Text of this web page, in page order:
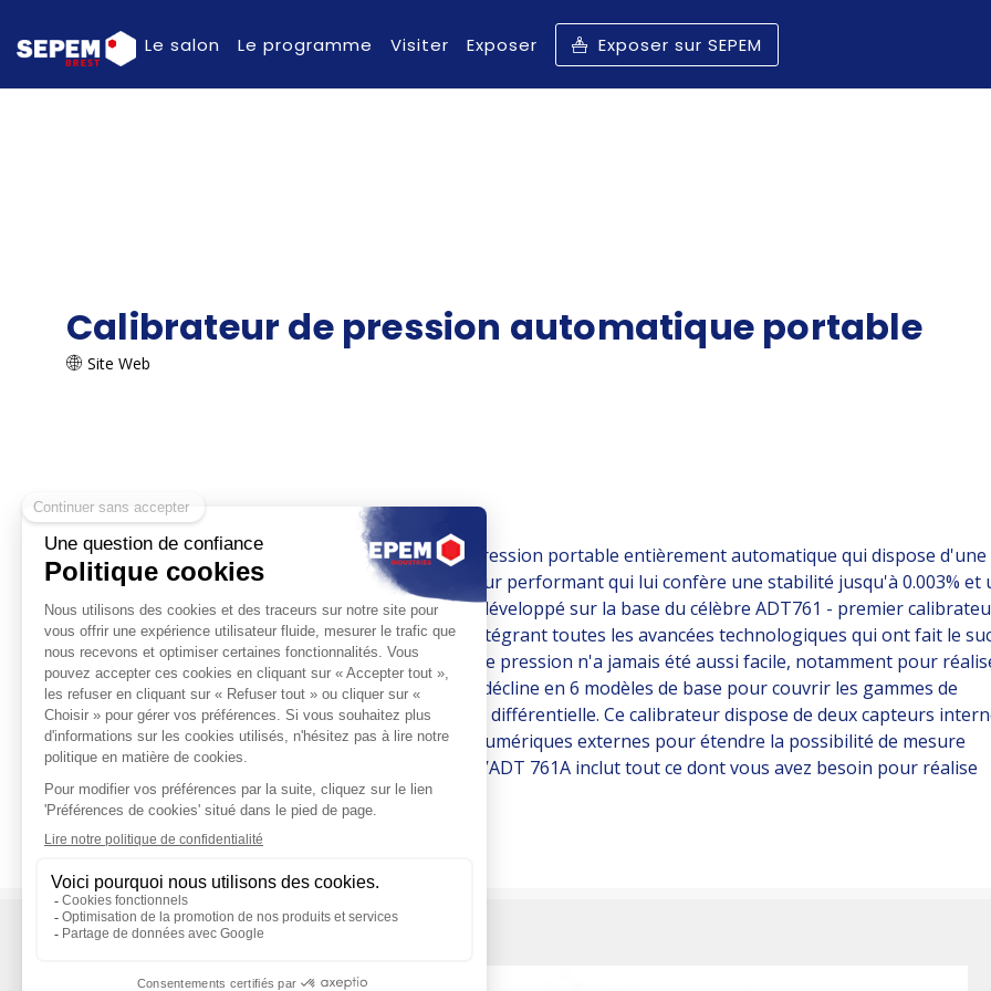
Le salon Le programme Visiter Exposer Exposer sur SEPEM
Calibrateur de pression automatique portable
Site Web
ADT761A de chez ADDITEL est un calibrateur de pression portable entièrement automatique qui dispose d'une
pompe électrique intégrée pilotée par un régulateur performant qui lui confère une stabilité jusqu'à 0.003% et
précision jusqu'à 0.01% du calibre. ADT761A a été développé sur la base du célèbre ADT761 - premier
portable 100% automatique au monde - mais en intégrant toutes les avancées technologiques qui ont fait le
du l’ADT760 ces dernières années. La génération de pression n'a jamais été aussi facile, notamment pour
les étalonnages et vérifications sur le terrain. Il se décline en 6 modèles de base pour couvrir les gammes de
0.62mbar à 70bar, en pression relative, absolue ou différentielle. Ce calibrateur dispose de deux capteurs
interchangeables et peut recevoir deux capteurs numériques externes pour étendre la possibilité de mesure
jusqu'à 4200bar. Compact, portable et autonome, l’ADT 761A inclut tout ce dont vous avez besoin pour réalise